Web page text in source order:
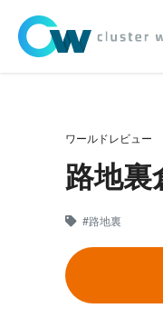
ワールドレビュー
路地裏
#路地裏